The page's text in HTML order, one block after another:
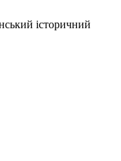
історичний